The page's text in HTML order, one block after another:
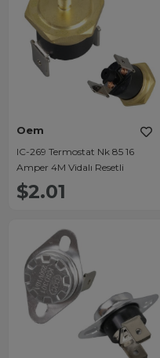
Oem
IC-269 Termostat Nk 85 16
Amper 4M Vidalı Resetli
$2.01